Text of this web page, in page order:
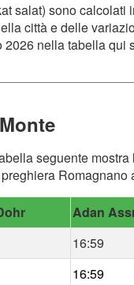
salat) sono calcolati
città e delle
nella tabella qui
seguente
Romagnano
Adan
16:59
16:59